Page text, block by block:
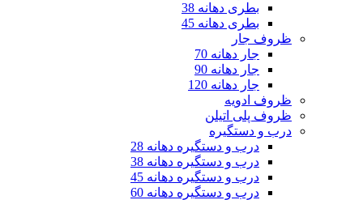
بطری دهانه 38
بطری دهانه 45
ظروف جار
جار دهانه 70
جار دهانه 90
جار دهانه 120
ظروف ادویه
ظروف پلی اتیلن
درب و دستگیره
درب و دستگیره دهانه 28
درب و دستگیره دهانه 38
درب و دستگیره دهانه 45
درب و دستگیره دهانه 60